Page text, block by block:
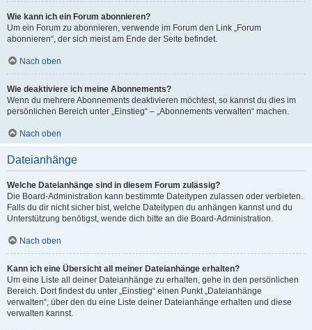
Wie kann ich ein Forum abonnieren?
Um ein Forum zu abonnieren, verwende im Forum den Link „Forum
abonnieren“, der sich meist am Ende der Seite befindet.
Nach oben
Wie deaktiviere ich meine Abonnements?
Wenn du mehrere Abonnements deaktivieren möchtest, so kannst du dies im
persönlichen Bereich unter „Einstieg“ – „Abonnements verwalten“ machen.
Nach oben
Dateianhänge
Welche Dateianhänge sind in diesem Forum zulässig?
Die Board-Administration kann bestimmte Dateitypen zulassen oder verbieten.
Falls du dir nicht sicher bist, welche Dateitypen du anhängen kannst und du
Unterstützung benötigst, wende dich bitte an die Board-Administration.
Nach oben
Kann ich eine Übersicht all meiner Dateianhänge erhalten?
Um eine Liste all deiner Dateianhänge zu erhalten, gehe in den persönlichen
Bereich. Dort findest du unter „Einstieg“ einen Punkt „Dateianhänge
verwalten“, über den du eine Liste deiner Dateianhänge erhalten und diese
verwalten kannst.